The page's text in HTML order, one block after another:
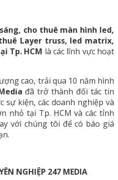
cho thuê màn hình led,
Layer truss, led matrix,
Tp. HCM là các lĩnh vực hoạt
cao, trải qua 10 năm hình
đã trở thành đối tác tin
sự kiện, các doanh nghiệp và
nhỏ tại Tp. HCM và các tỉnh
với chúng tôi để có báo giá
NGHIỆP 247 MEDIA